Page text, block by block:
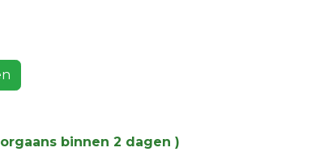
binnen 2 dagen )